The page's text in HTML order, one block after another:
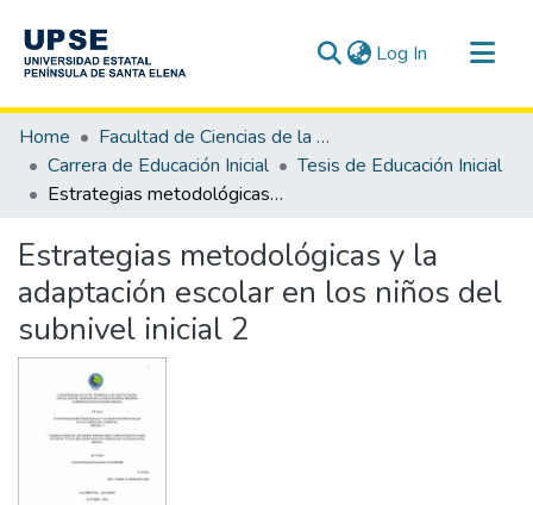
Log In (current)
Communities & Collections
All of DSpace
Statistics
Home
Facultad de Ciencias de la Educación e Idiomas
Carrera de Educación Inicial
Tesis de Educación Inicial
Estrategias metodológicas y la adaptación escolar en los niños del subnivel inicial 2
Estrategias metodológicas y la
adaptación escolar en los niños del
subnivel inicial 2